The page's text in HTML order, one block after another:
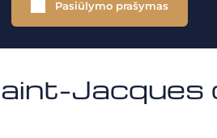
Pasiūlymo prašymas
Jacques